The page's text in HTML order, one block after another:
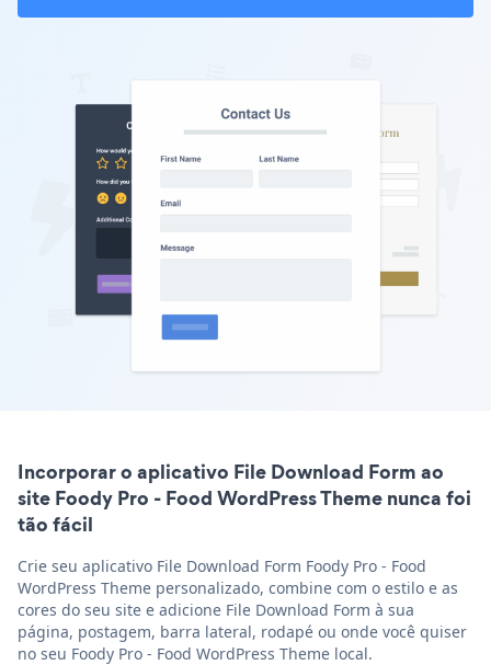
Incorporar o aplicativo File Download Form ao
site Foody Pro - Food WordPress Theme nunca foi
tão fácil
Crie seu aplicativo File Download Form Foody Pro - Food
WordPress Theme personalizado, combine com o estilo e as
cores do seu site e adicione File Download Form à sua
página, postagem, barra lateral, rodapé ou onde você quiser
no seu Foody Pro - Food WordPress Theme local.